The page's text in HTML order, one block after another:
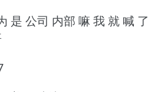
是 公司 内部 嘛 我 就 喊 了